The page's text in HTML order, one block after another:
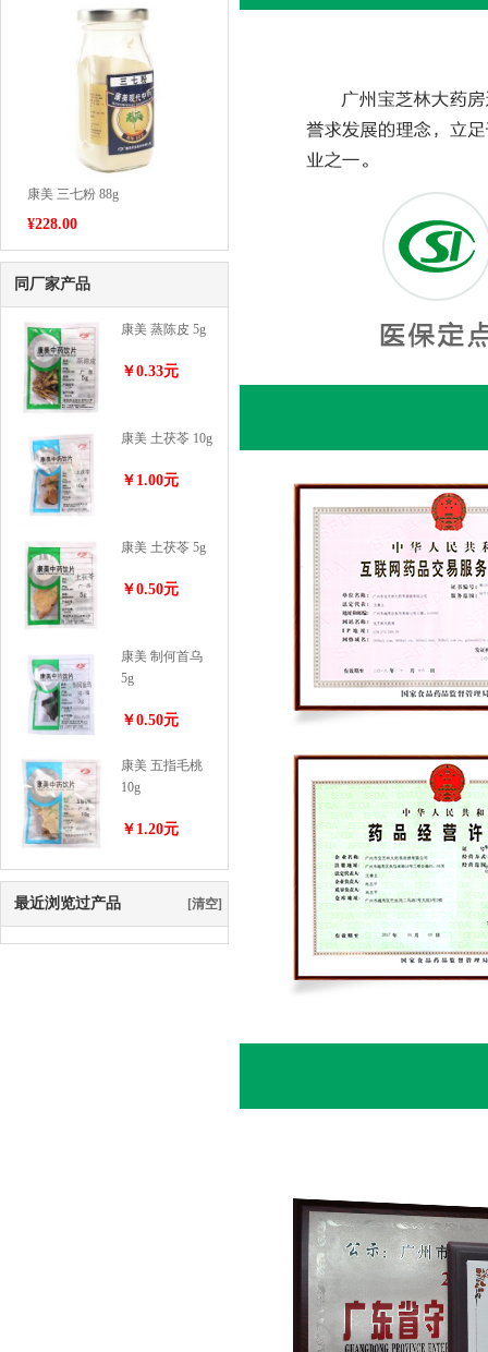
康美 三七粉 88g
¥228.00
同厂家产品
康美 蒸陈皮 5g
￥0.33元
康美 土茯苓 10g
￥1.00元
康美 土茯苓 5g
￥0.50元
康美 制何首乌
5g
￥0.50元
康美 五指毛桃
10g
￥1.20元
最近浏览过产品 [清空]